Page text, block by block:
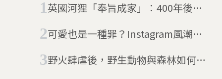
英國河狸「奉旨成家」：400年後重
可愛也是一種罪？Instagram風潮讓
野火肆虐後，野生動物與森林如何存